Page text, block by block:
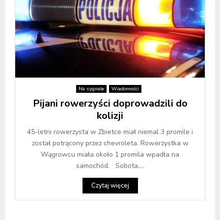
Na sygnale Wiadomości
Pijani rowerzyści doprowadzili do
kolizji
45-letni rowerzysta w Zbietce miał niemal 3 promile i
został potrącony przez chevroleta. Rowerzystka w
Wągrowcu miała około 1 promila wpadła na
samochód. Sobota,...
Czytaj więcej